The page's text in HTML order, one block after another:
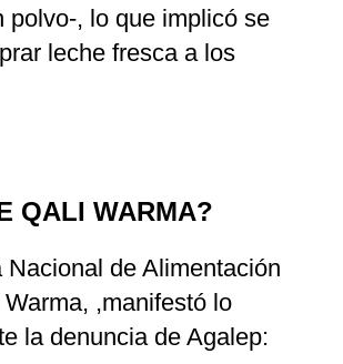
polvo-, lo que implicó se
leche fresca a los
QALI WARMA?
Nacional de Alimentación
,manifestó lo
la denuncia de Agalep: